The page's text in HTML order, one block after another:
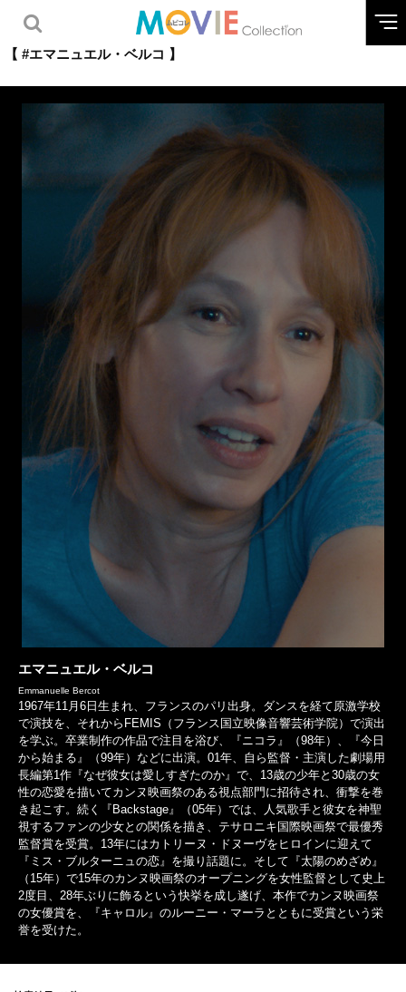
【 #エマニュエル・ベルコ 】
エマニュエル・ベルコ
Emmanuelle Bercot
1967年11月6日生まれ、フランスのパリ出身。ダンスを経て原激学校
で演技を、それからFEMIS（フランス国立映像音響芸術学院）で演出
を学ぶ。卒業制作の作品で注目を浴び、『ニコラ』（98年）、『今日
から始まる』（99年）などに出演。01年、自ら監督・主演した劇場用
長編第1作『なぜ彼女は愛しすぎたのか』で、13歳の少年と30歳の女
性の恋愛を描いてカンヌ映画祭のある視点部門に招待され、衝撃を巻
き起こす。続く『Backstage』（05年）では、人気歌手と彼女を神聖
視するファンの少女との関係を描き、テサロニキ国際映画祭で最優秀
監督賞を受賞。13年にはカトリーヌ・ドヌーヴをヒロインに迎えて
『ミス・ブルターニュの恋』を撮り話題に。そして『太陽のめざめ』
（15年）で15年のカンヌ映画祭のオープニングを女性監督として史上
2度目、28年ぶりに飾るという快挙を成し遂げ、本作でカンヌ映画祭
の女優賞を、『キャロル』のルーニー・マーラとともに受賞という栄
誉を受けた。